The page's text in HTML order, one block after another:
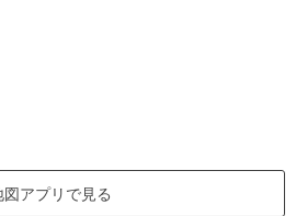
図アプリで見る